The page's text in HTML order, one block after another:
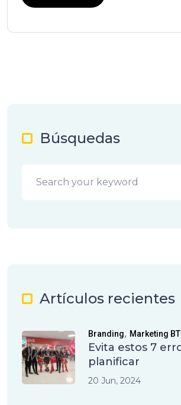
Búsquedas
Artículos recientes
Branding, Marketing
Evita estos 7
planificar
20 Jun, 2024